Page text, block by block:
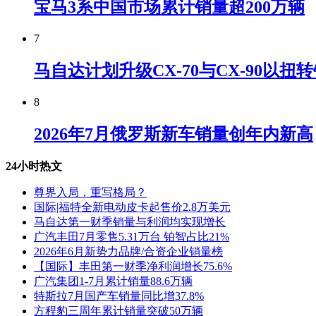
宝马3系中国市场累计销量超200万辆
7
马自达计划升级CX-70与CX-90以扭
8
2026年7月俄罗斯新车销量创年内新高
24小时热文
尊界入局，重写格局？
国际|福特全新电动皮卡起售价2.8万美元
马自达第一财季销量与利润均实现增长
广汽丰田7月零售5.31万台 铂智占比21%
2026年6月新势力品牌/合资企业销量榜
【国际】丰田第一财季净利润增长75.6%
广汽集团1-7月累计销量88.6万辆
特斯拉7月国产车销量同比增37.8%
方程豹三周年累计销量突破50万辆